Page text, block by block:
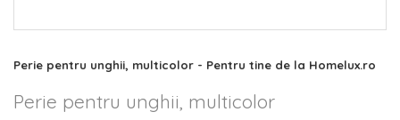
Skip
the
beginning
Perie pentru unghii, multicolor - Pentru tine de la Homelux.ro
Perie pentru unghii, multicolor